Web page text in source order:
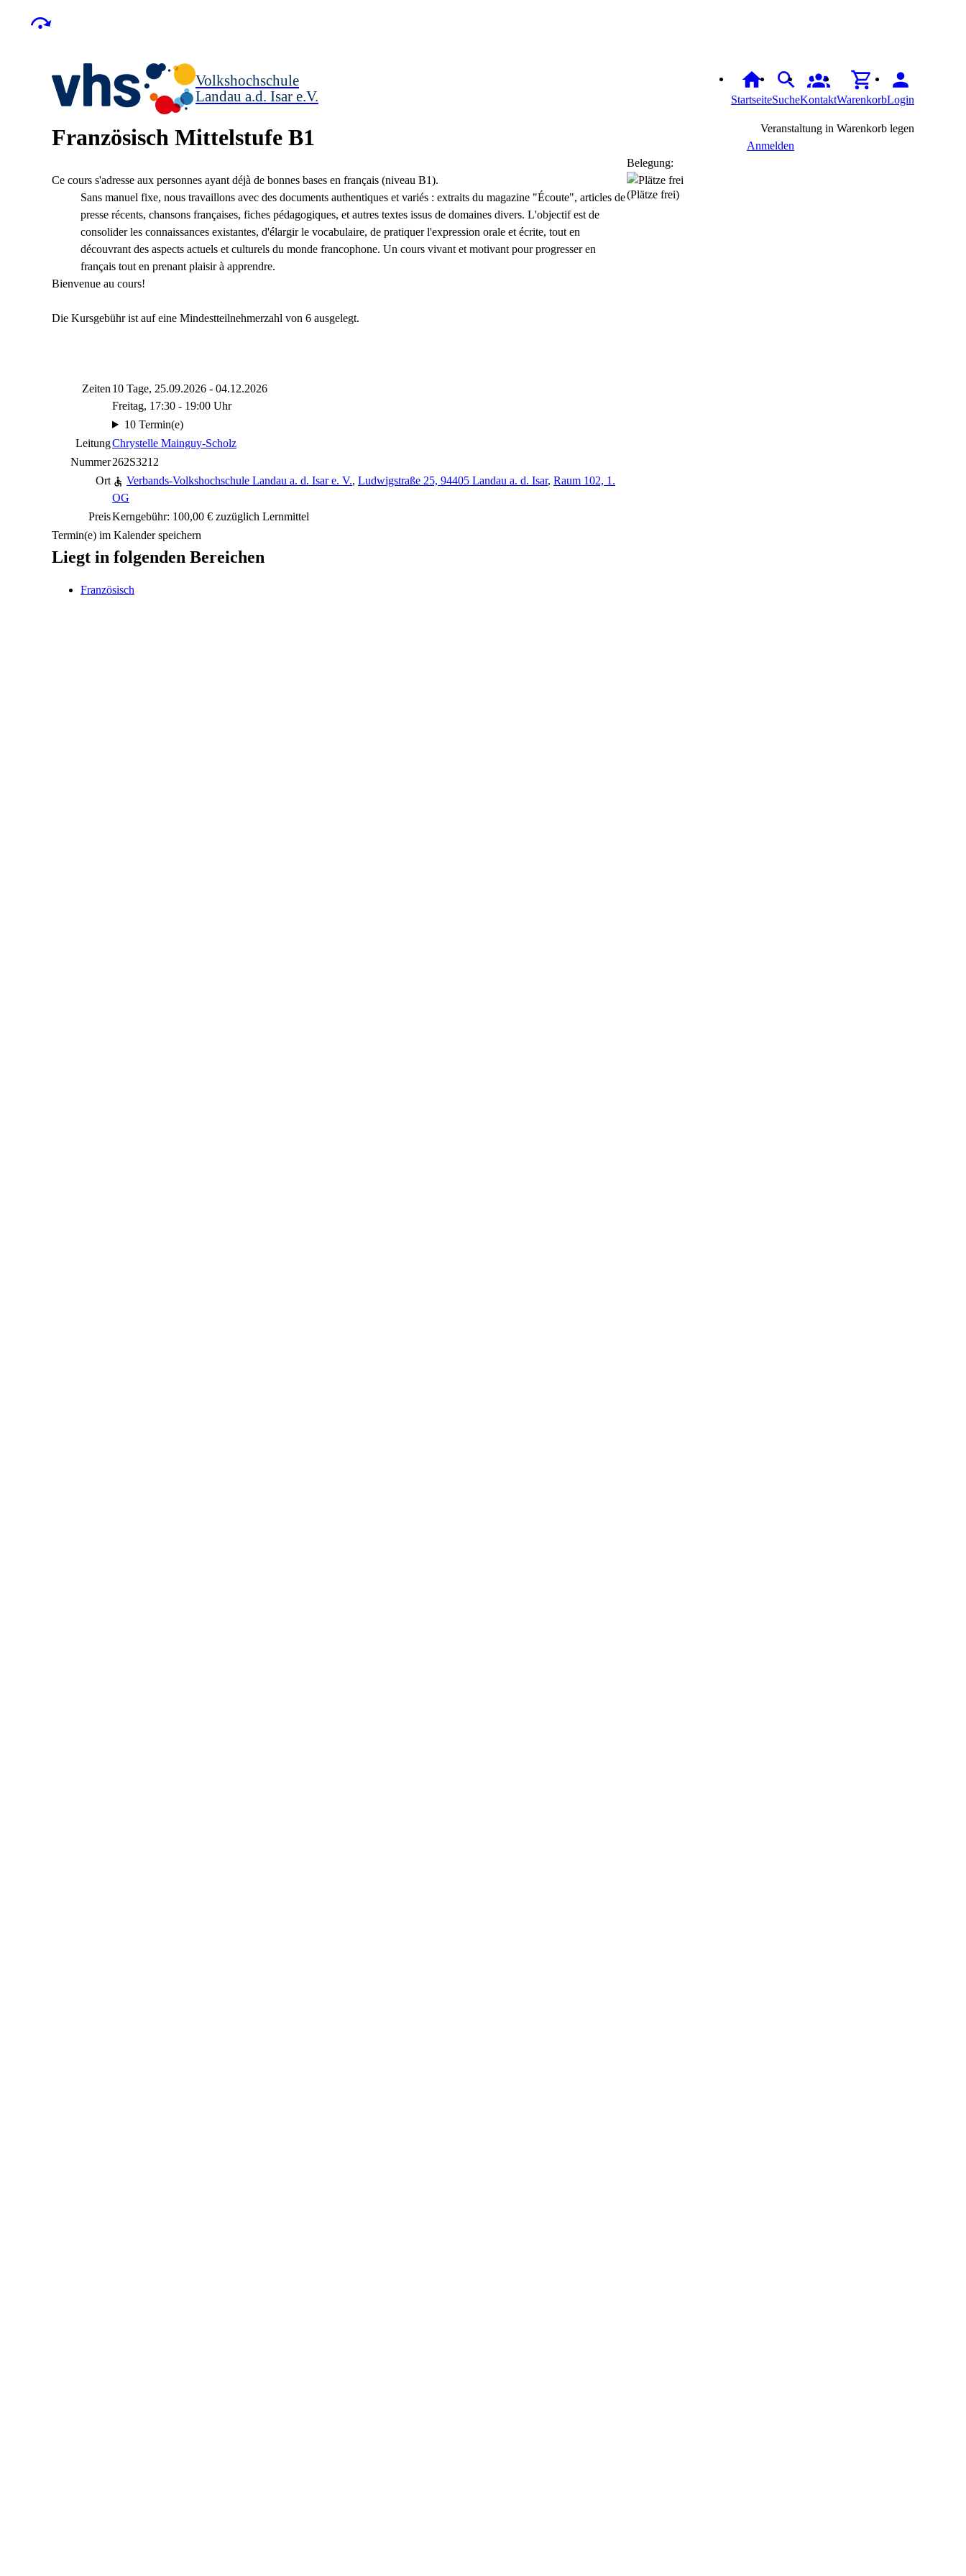
Volkshochschule
Landau a.d. Isar e.V. StartseiteSucheKontaktWarenkorbLogin
Französisch Mittelstufe B1
Ce cours s'adresse aux personnes ayant déjà de bonnes bases en français (niveau B1).
Sans manuel fixe, nous travaillons avec des documents authentiques et variés : extraits du magazine "Écoute", articles de
presse récents, chansons françaises, fiches pédagogiques, et autres textes issus de domaines divers. L'objectif est de
consolider les connaissances existantes, d'élargir le vocabulaire, de pratiquer l'expression orale et écrite, tout en
découvrant des aspects actuels et culturels du monde francophone. Un cours vivant et motivant pour progresser en
français tout en prenant plaisir à apprendre.
Bienvenue au cours!
Die Kursgebühr ist auf eine Mindestteilnehmerzahl von 6 ausgelegt.
Zeiten 10 Tage, 25.09.2026 - 04.12.2026
Freitag, 17:30 - 19:00 Uhr
10 Termin(e)
LeitungChrystelle Mainguy-Scholz
Nummer262S3212
Ort
Verbands-Volkshochschule Landau a. d. Isar e. V., Ludwigstraße 25, 94405 Landau a. d. Isar, Raum 102, 1.
OG
PreisKerngebühr: 100,00 € zuzüglich Lernmittel
Veranstaltung in Warenkorb legen
Anmelden
Belegung:
(Plätze frei)
Termin(e) im Kalender speichern
Liegt in folgenden Bereichen
Französisch